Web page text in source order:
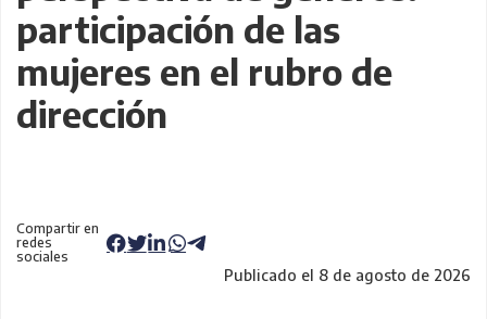
participación de las
mujeres en el rubro de
dirección
Compartir en
redes
sociales
Publicado el 8 de agosto de 2026